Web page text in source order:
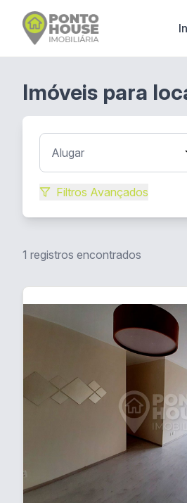
Imóveis para
Filtros Avançados
1 registros encontrados